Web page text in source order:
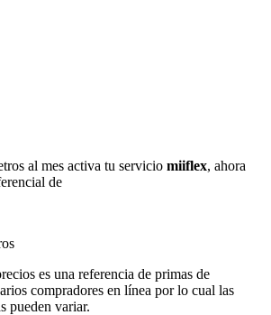
al mes activa tu servicio miiflex, ahora
de
es una referencia de primas de
compradores en línea por lo cual las
pueden variar.